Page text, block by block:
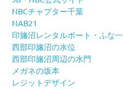
NBCチャプター千葉
NAB21
印旛沼レンタルボート・ふな一
西部印旛沼の水位
西部印旛沼周辺の水門
メガネの坂本
レジットデザイン